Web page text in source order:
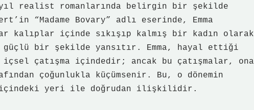
realist romanlarında belirgin bir şekilde
“Madame Bovary” adlı eserinde, Emma
kalıplar içinde sıkışıp kalmış bir kadın olarak
bir şekilde yansıtır. Emma, hayal ettiği
çatışma içindedir; ancak bu çatışmalar, ona
çoğunlukla küçümsenir. Bu, o dönemin
içindeki yeri ile doğrudan ilişkilidir.